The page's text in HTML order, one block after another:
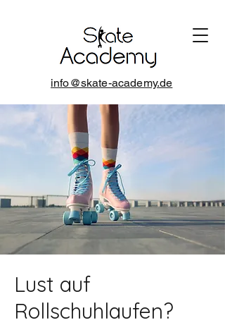
info@skate-academy.de
Lust auf
Rollschuhlaufen?